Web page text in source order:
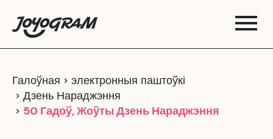
Галоўная
электронныя паштоўкі
Дзень Нараджэння
50 Гадоў, Жоўты Дзень Нараджэння